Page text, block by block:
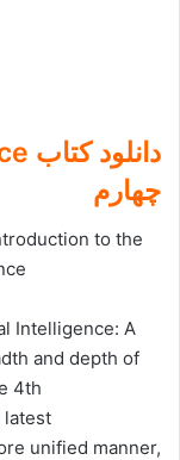
چهارم
to the
Intelligence: A
and depth of
4th
latest
unified manner,